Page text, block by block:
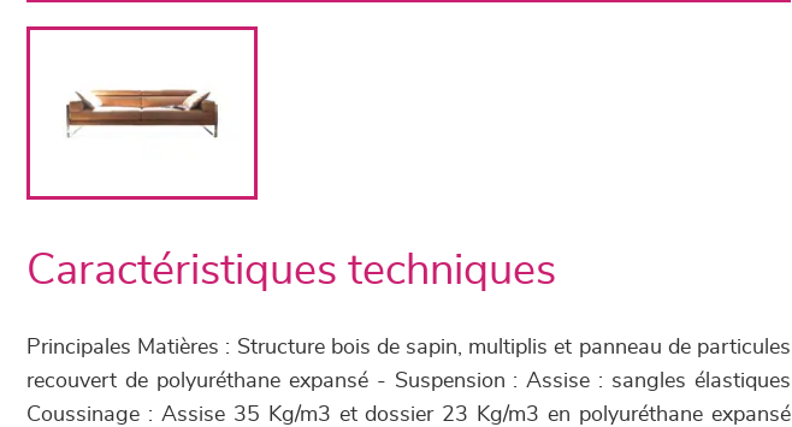
Caractéristiques techniques
Principales Matières : Structure bois de sapin, multiplis et panneau de particules
recouvert de polyuréthane expansé - Suspension : Assise : sangles élastiques
Coussinage : Assise 35 Kg/m3 et dossier 23 Kg/m3 en polyuréthane expansé